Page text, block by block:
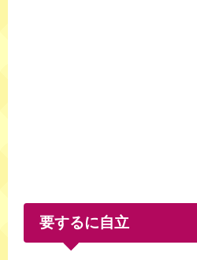
要するに自立